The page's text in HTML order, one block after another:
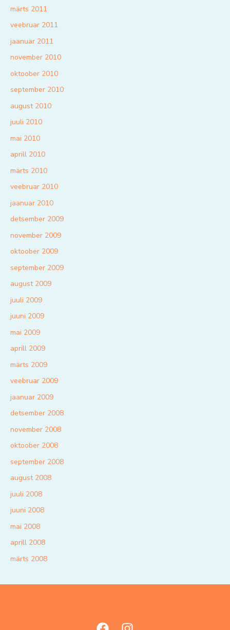
märts 2011
veebruar 2011
jaanuar 2011
november 2010
oktoober 2010
september 2010
august 2010
juuli 2010
mai 2010
aprill 2010
märts 2010
veebruar 2010
jaanuar 2010
detsember 2009
november 2009
oktoober 2009
september 2009
august 2009
juuli 2009
juuni 2009
mai 2009
aprill 2009
märts 2009
veebruar 2009
jaanuar 2009
detsember 2008
november 2008
oktoober 2008
september 2008
august 2008
juuli 2008
juuni 2008
mai 2008
aprill 2008
märts 2008